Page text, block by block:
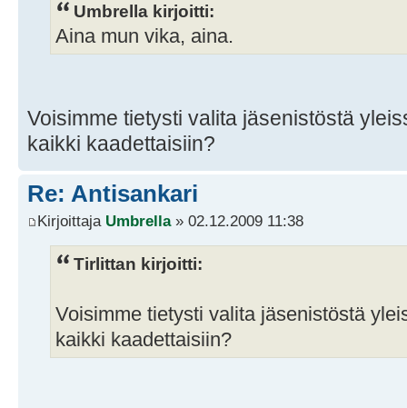
Umbrella kirjoitti:
Aina mun vika, aina.
Voisimme tietysti valita jäsenistöstä
kaikki kaadettaisiin?
Re: Antisankari
Kirjoittaja Umbrella» 02.12.2009 11:38
Tirlittan kirjoitti:
Voisimme tietysti valita jäsenistöstä
kaikki kaadettaisiin?